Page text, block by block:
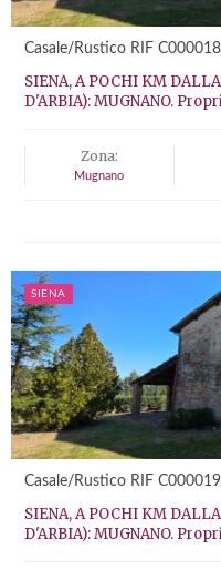
Casale/Rustico RIF C000018
SIENA, A POCHI KM
D'ARBIA): MUGNANO.
Zona:
Mugnano
SIENA
Casale/Rustico RIF C000019
SIENA, A POCHI KM
D'ARBIA): MUGNANO.